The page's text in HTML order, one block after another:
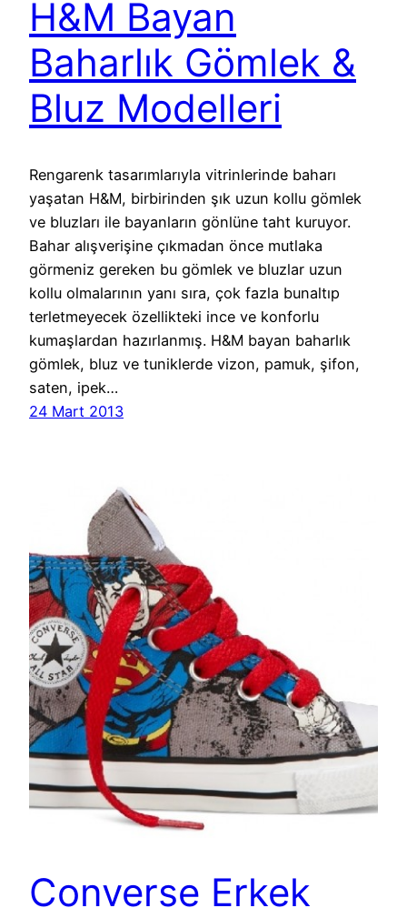
H&M Bayan
Baharlık Gömlek &
Bluz Modelleri
Rengarenk tasarımlarıyla vitrinlerinde baharı
yaşatan H&M, birbirinden şık uzun kollu gömlek
ve bluzları ile bayanların gönlüne taht kuruyor.
Bahar alışverişine çıkmadan önce mutlaka
görmeniz gereken bu gömlek ve bluzlar uzun
kollu olmalarının yanı sıra, çok fazla bunaltıp
terletmeyecek özellikteki ince ve konforlu
kumaşlardan hazırlanmış. H&M bayan baharlık
gömlek, bluz ve tuniklerde vizon, pamuk, şifon,
saten, ipek…
24 Mart 2013
Converse Erkek